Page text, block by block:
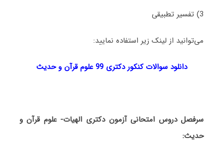
3) تفسیر تطبیقی
می‌توانید از لینک زیر استفاده نمایید:
دانلود سوالات کنکور دکتری 99 علوم قرآن و حدیث
سرفصل دروس امتحانی آزمون دکتری الهیات- علوم قرآن و
حدیث: